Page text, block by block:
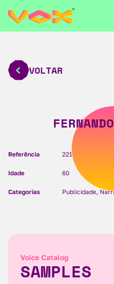
VOLTAR
Referência 221
Idade 60
Categorias Publicidade,
Voice Catalog
SAMPLES